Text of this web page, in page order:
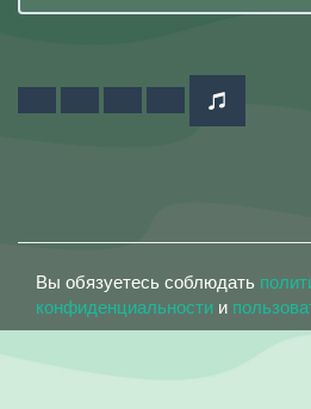
Вы обязуетесь соблюдать
конфиденциальности и